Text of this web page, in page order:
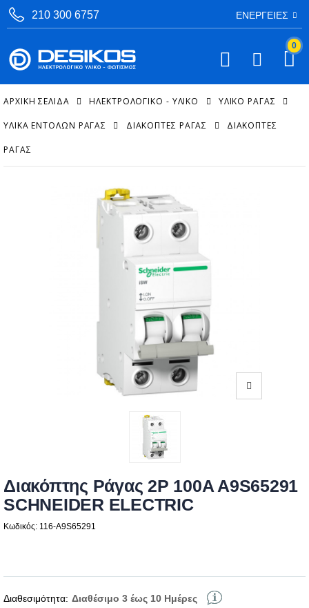
210 300 6757 ΕΝΈΡΓΕΙΕΣ
0
ΑΡΧΙΚΉ ΣΕΛΊΔΑ ΗΛΕΚΤΡΟΛΟΓΙΚΟ - ΥΛΙΚΟ ΥΛΙΚΌ ΡΆΓΑΣ
ΥΛΙΚΆ ΕΝΤΟΛΏΝ ΡΆΓΑΣ ΔΙΑΚΌΠΤΕΣ ΡΆΓΑΣ ΔΙΑΚΌΠΤΕΣ
ΡΆΓΑΣ
Διακόπτης Ράγας 2P 100A A9S65291
SCHNEIDER ELECTRIC
Κωδικός: 116-A9S65291
Διαθεσιμότητα: Διαθέσιμο 3 έως 10 Ημέρες